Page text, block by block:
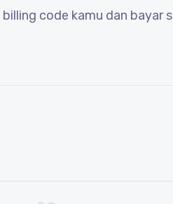
code kamu dan bayar